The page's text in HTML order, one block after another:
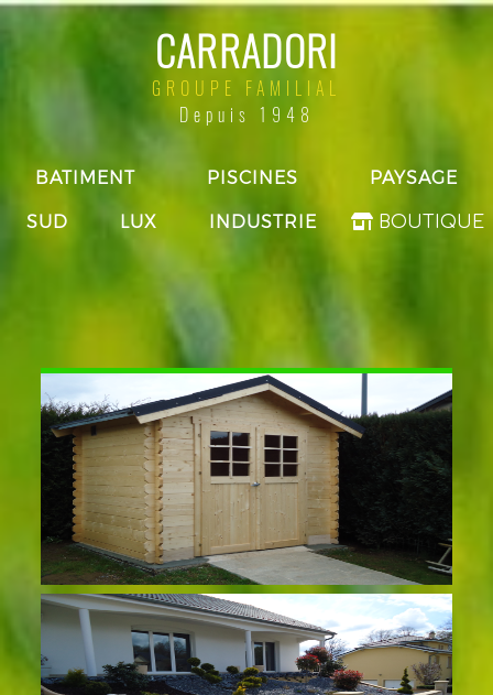
CARRADORI
GROUPE FAMILIAL
Depuis 1948
BATIMENT PISCINES PAYSAGE
SUD LUX INDUSTRIE BOUTIQUE